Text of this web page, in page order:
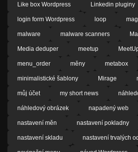
Like box Wordpress Linkedin pluginy
login form Wordpress loop
malware malware scanners
Media deduper meetup
menu_order měny metabox
minimalistické šablony Mirage
můj účet my short news
náhledový obrázek napadený web
nastavení měn nastavení pokladny
nastavení skladu nastavení trvalých